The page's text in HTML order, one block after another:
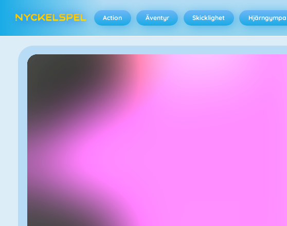
Action Äventyr Skicklighet Hjärngympa